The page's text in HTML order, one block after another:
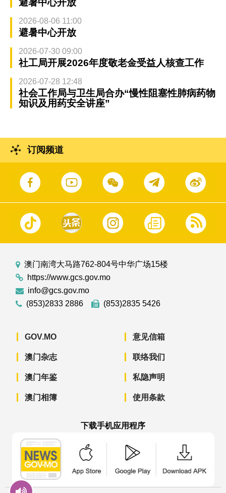
避暑中心开放
2026-08-06 11:00
避暑中心开放
2026-07-30 09:00
社工局开展2026年度敬老金受益人核查工作
2026-07-28 12:48
社会工作局与卫生局合办“慢性阻塞性肺病药物
知识及用药安全讲座”
订阅频道
澳门南湾大马路762-804号中华广场15楼
https://www.gcs.gov.mo
info@gcs.gov.mo
(853)2833 2886
(853)2835 5426
GOV.MO
澳门杂志
澳门年鉴
澳门相簿
意见信箱
联络我们
私隐声明
使用条款
下载手机应用程序